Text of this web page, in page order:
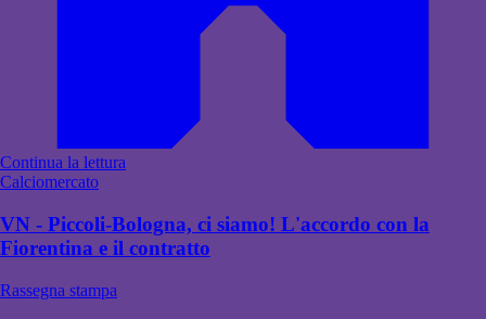
Continua la lettura
Calciomercato
VN - Piccoli-Bologna, ci siamo! L'accordo con la
Fiorentina e il contratto
Rassegna stampa